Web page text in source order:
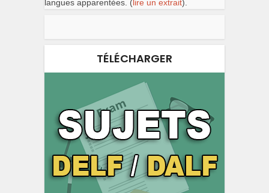
langues apparentées. (lire un extrait).
TÉLÉCHARGER